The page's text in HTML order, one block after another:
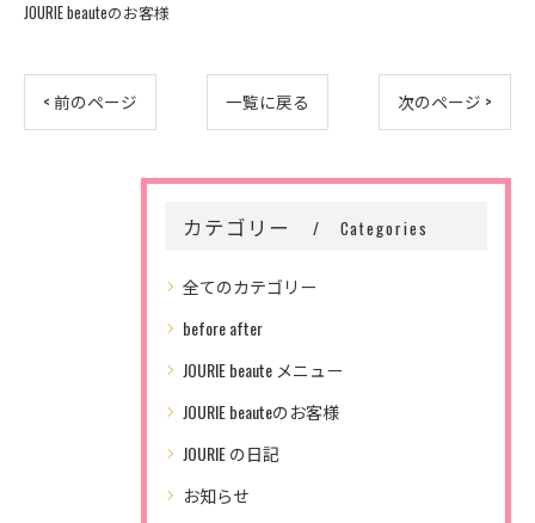
JOURIE beauteのお客様
< 前のページ 一覧に戻る 次のページ >
カテゴリー Categories
全てのカテゴリー
before after
JOURIE beaute メニュー
JOURIE beauteのお客様
JOURIE の日記
お知らせ